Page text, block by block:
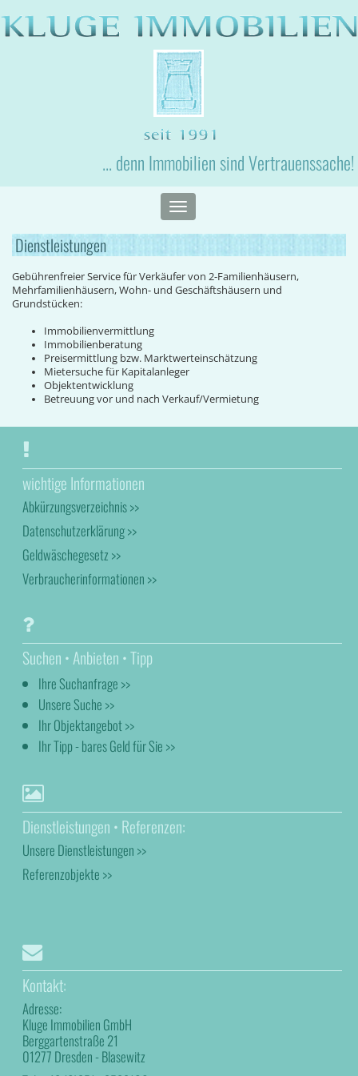
... denn Immobilien sind Vertrauenssache!
Toggle
navigation
Dienstleistungen
Gebührenfreier Service für Verkäufer von 2-Familienhäusern,
Mehrfamilienhäusern, Wohn- und Geschäftshäusern und
Grundstücken:
Immobilienvermittlung
Immobilienberatung
Preisermittlung bzw. Marktwerteinschätzung
Mietersuche für Kapitalanleger
Objektentwicklung
Betreuung vor und nach Verkauf/Vermietung
wichtige Informationen
Abkürzungsverzeichnis >>
Datenschutzerklärung >>
Geldwäschegesetz >>
Verbraucherinformationen >>
Suchen • Anbieten • Tipp
Ihre Suchanfrage >>
Unsere Suche >>
Ihr Objektangebot >>
Ihr Tipp - bares Geld für Sie >>
Dienstleistungen • Referenzen:
Unsere Dienstleistungen >>
Referenzobjekte >>
Kontakt:
Adresse:
Kluge Immobilien GmbH
Berggartenstraße 21
01277 Dresden - Blasewitz